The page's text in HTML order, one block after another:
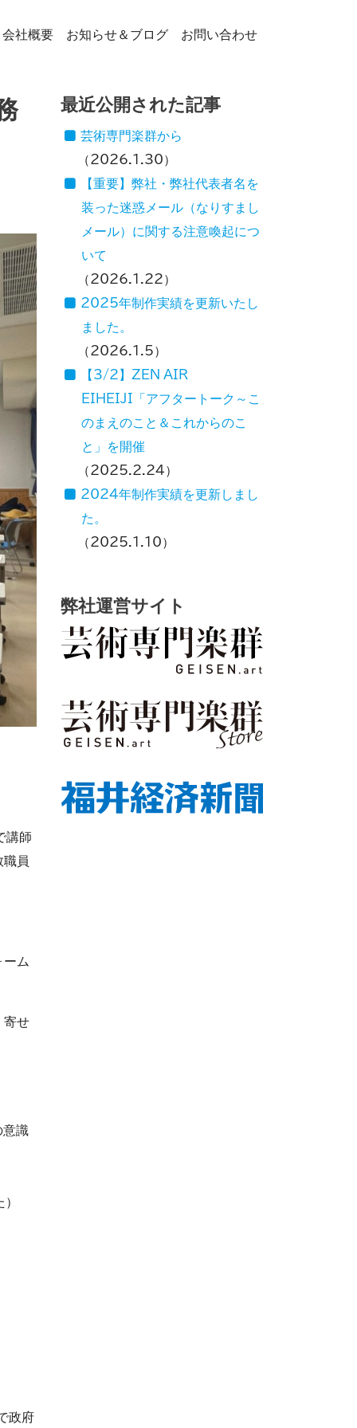
会社概要 お知らせ＆ブログ お問い合わせ
講師
職員
ム
寄せ
識
政府
最近公開された記事
芸術専門楽群から
2026.1.30
【重要】弊社・弊社代表者名を
装った迷惑メール（なりすまし
メール）に関する注意喚起につ
いて
2026.1.22
2025年制作実績を更新いたし
ました。
2026.1.5
【3/2】ZEN AIR
EIHEIJI「アフタートーク～こ
のまえのこと＆これからのこ
と」を開催
2025.2.24
2024年制作実績を更新しまし
た。
2025.1.10
弊社運営サイト